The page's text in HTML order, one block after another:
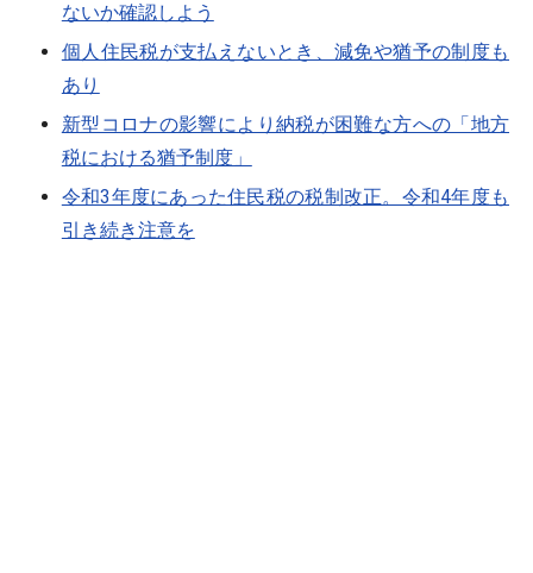
ないか確認しよう
個人住民税が支払えないとき、減免や猶予の制度も
あり
新型コロナの影響により納税が困難な方への「地方
税における猶予制度」
令和3年度にあった住民税の税制改正。令和4年度も
引き続き注意を